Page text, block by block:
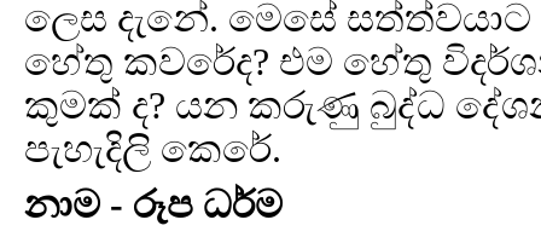
ලෙස දැනේ. මෙසේ
හේතු කවරේද? එම හේතු
කුමක් ද? යන කරුණු බුද්ධ
පැහැදිලි කෙරේ.
නාම - රූප ධර්ම